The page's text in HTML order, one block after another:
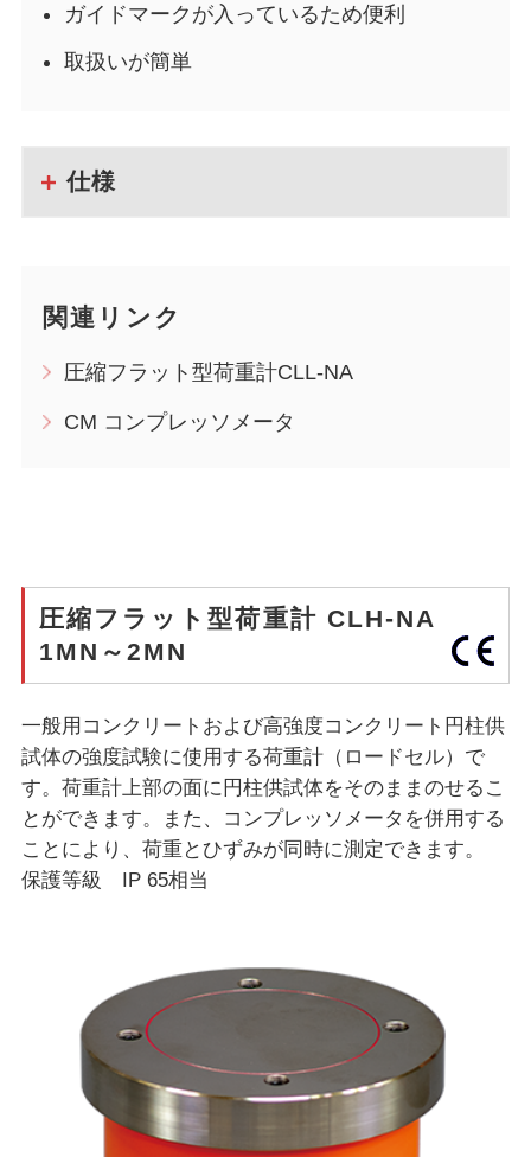
ガイドマークが入っているため便利
取扱いが簡単
仕様
関連リンク
圧縮フラット型荷重計CLL-NA
CM コンプレッソメータ
圧縮フラット型荷重計 CLH-NA
1MN～2MN
一般用コンクリートおよび高強度コンクリート円柱供
試体の強度試験に使用する荷重計（ロードセル）で
す。荷重計上部の面に円柱供試体をそのままのせるこ
とができます。また、コンプレッソメータを併用する
ことにより、荷重とひずみが同時に測定できます。
保護等級 IP 65相当